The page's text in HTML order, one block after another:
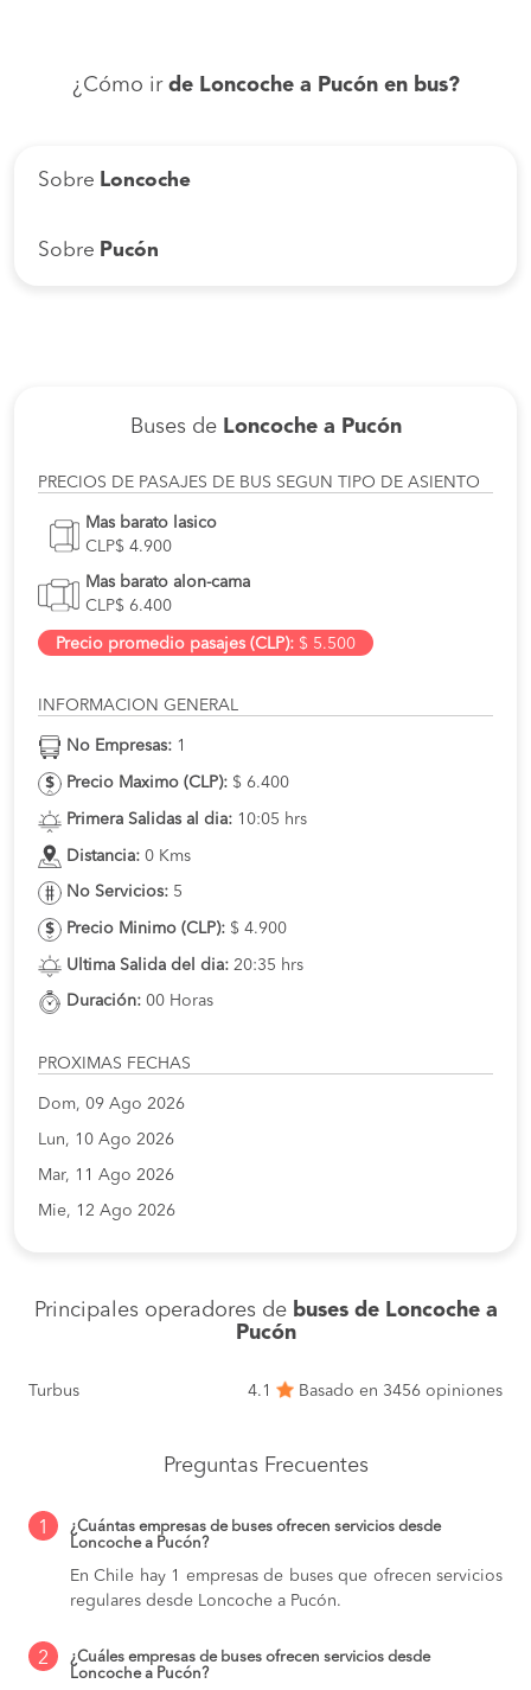
¿Cómo ir de Loncoche a Pucón en bus?
Sobre Loncoche
Sobre Pucón
Buses de Loncoche a Pucón
PRECIOS DE PASAJES DE BUS SEGUN TIPO DE ASIENTO
Mas barato lasico
CLP$ 4.900
Mas barato alon-cama
CLP$ 6.400
Precio promedio pasajes (CLP): $ 5.500
INFORMACION GENERAL
No Empresas: 1
Precio Maximo (CLP): $ 6.400
Primera Salidas al dia: 10:05 hrs
Distancia: 0 Kms
No Servicios: 5
Precio Minimo (CLP): $ 4.900
Ultima Salida del dia: 20:35 hrs
Duración: 00 Horas
PROXIMAS FECHAS
Dom, 09 Ago 2026
Lun, 10 Ago 2026
Mar, 11 Ago 2026
Mie, 12 Ago 2026
Principales operadores de buses de Loncoche a
Pucón
Turbus 4.1 Basado en 3456 opiniones
Preguntas Frecuentes
1
¿Cuántas empresas de buses ofrecen servicios desde
Loncoche a Pucón?
En Chile hay 1 empresas de buses que ofrecen servicios
regulares desde Loncoche a Pucón.
2
¿Cuáles empresas de buses ofrecen servicios desde
Loncoche a Pucón?